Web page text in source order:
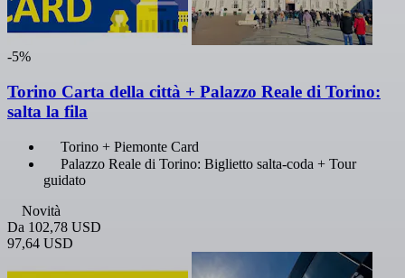
-5%
Torino Carta della città + Palazzo Reale di Torino:
salta la fila
Torino + Piemonte Card
Palazzo Reale di Torino: Biglietto salta-coda + Tour
guidato
Novità
Da 102,78 USD
97,64 USD